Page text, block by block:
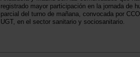
registrado mayor participación en la jornada de
parcial del turno de mañana, convocada por
UGT, en el sector sanitario y sociosanitario.